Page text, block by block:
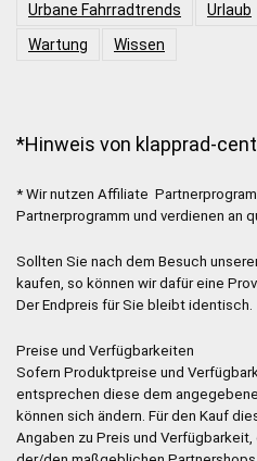
Urbane Fahrradtrends
Urlaub
Wartung
Wissen
*Hinweis von klapprad-
* Wir nutzen Affiliate
Partnerprogramm und verdienen an
Sollten Sie nach dem Besuch
kaufen, so können wir dafür eine
Der Endpreis für Sie bleibt identisch.
Preise und Verfügbarkeiten
Sofern Produktpreise und
entsprechen diese dem
können sich ändern. Für den Kauf
Angaben zu Preis und